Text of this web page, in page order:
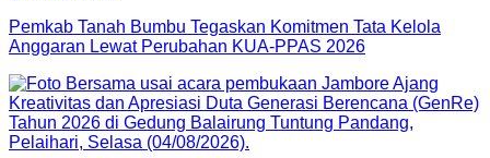
Pemkab Tanah Bumbu Tegaskan Komitmen Tata Kelola
Anggaran Lewat Perubahan KUA-PPAS 2026